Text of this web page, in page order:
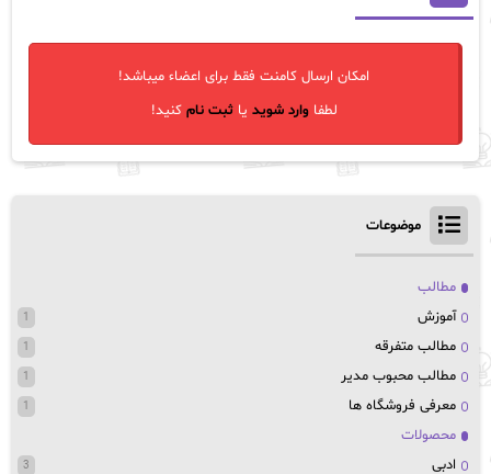
امکان ارسال کامنت فقط برای اعضاء میباشد!
لطفاوارد شوید یاثبت نام کنید!
موضوعات
مطالب
آموزش
1
مطالب متفرقه 1
مطالب محبوب مدیر 1
معرفی فروشگاه ها 1
محصولات
ادبی
3